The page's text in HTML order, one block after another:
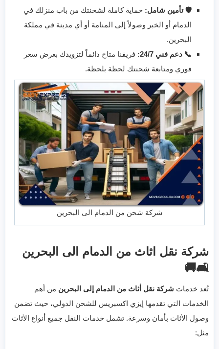
🛡️ تأمين شامل: حماية كاملة لشحنتك من باب منزلك في
الدمام أو الخبر وصولاً إلى المنامة أو أي مدينة في مملكة
البحرين.
📞 دعم فني 24/7:
فريقنا متاح دائماً لتزويدك بعرض سعر
فوري ومتابعة شحنتك لحظة بلحظة.
شركة شحن من الدمام الى البحرين
شركة نقل اثاث من الدمام الى البحرين
🛋️🚚
تُعد خدمات شركة نقل أثاث من الدمام إلى البحرين من أهم
الخدمات التي تقدمها إيزي اكسبريس للشحن الدولي، حيث تضمن
وصول الأثاث بأمان وسرعة. تشمل خدمات النقل جميع أنواع الأثاث
مثل: